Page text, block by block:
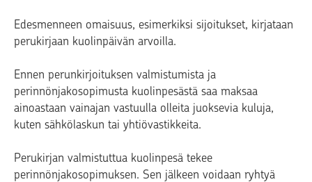
Edesmenneen omaisuus, esimerkiksi sijoitukset, kirjataan
perukirjaan kuolinpäivän arvoilla.
Ennen perunkirjoituksen valmistumista ja
perinnönjakosopimusta kuolinpesästä saa maksaa
ainoastaan vainajan vastuulla olleita juoksevia kuluja,
kuten sähkölaskun tai yhtiövastikkeita.
Perukirjan valmistuttua kuolinpesä tekee
perinnönjakosopimuksen. Sen jälkeen voidaan ryhtyä